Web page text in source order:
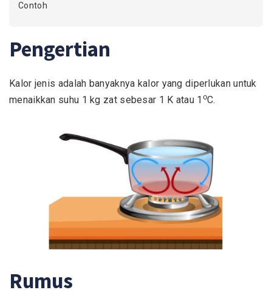
Contoh
Pengertian
Kalor jenis adalah banyaknya kalor yang diperlukan untuk
menaikkan suhu 1 kg zat sebesar 1 K atau 1 oC.
Rumus